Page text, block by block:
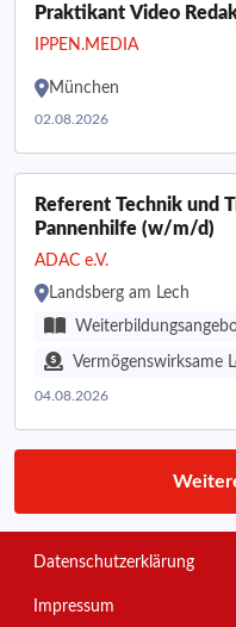
Praktikant Video
IPPEN.MEDIA
München
02.08.2026
Referent Technik und
Pannenhilfe (w/m/d)
ADAC e.V.
Landsberg am Lech
Vermögenswirksame
04.08.2026
Datenschutzerklärung
Impressum